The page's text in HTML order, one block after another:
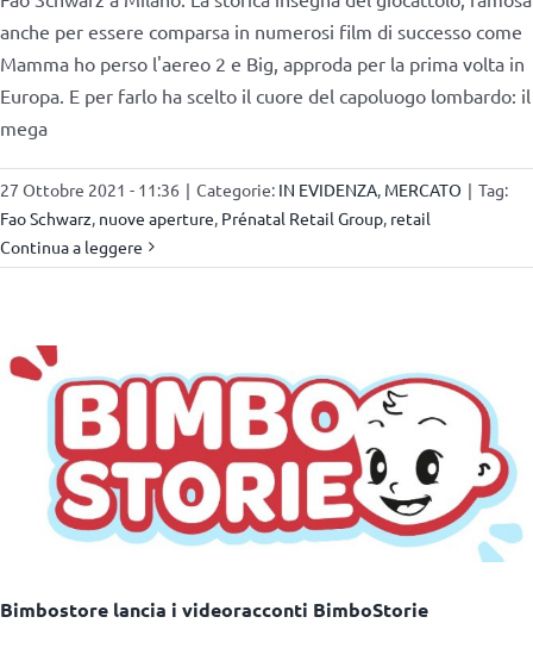
anche per essere comparsa in numerosi film di successo come
Mamma ho perso l'aereo 2 e Big, approda per la prima volta in
Europa. E per farlo ha scelto il cuore del capoluogo lombardo: il
mega
27 Ottobre 2021 - 11:36 | Categorie: IN EVIDENZA, MERCATO | Tag:
Fao Schwarz, nuove aperture, Prénatal Retail Group, retail
Continua a leggere
Bimbostore lancia i videoracconti BimboStorie